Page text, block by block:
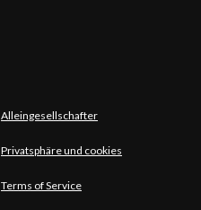
Alleingesellschafter
Privatsphäre und cookies
Terms of Service